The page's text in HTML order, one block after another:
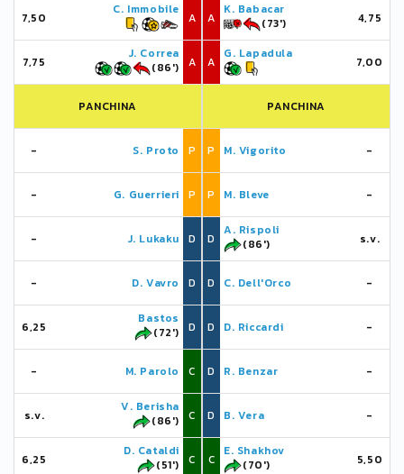
7,50
C. Immobile
A
7,75
J. Correa
(86')
A
PANCHINA
- S. Proto P
- G. Guerrieri P
- J. Lukaku D
- D. Vavro D
6,25
Bastos
(72')
D
- M. Parolo C
s.v.
V. Berisha
(86')
C
6,25
D. Cataldi
(51')
C
A
K. Babacar
(73')
4,75
A
G. Lapadula
7,00
PANCHINA
P M. Vigorito -
P M. Bleve -
D
A. Rispoli
(86')
s.v.
D C. Dell'Orco -
D D. Riccardi -
D R. Benzar -
D B. Vera -
C
E. Shakhov
(70')
5,50